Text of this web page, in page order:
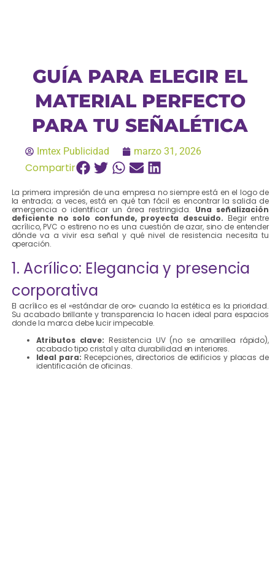
GUÍA PARA ELEGIR EL
MATERIAL PERFECTO
PARA TU SEÑALÉTICA
Imtex Publicidad marzo 31, 2026
Compartir
La primera impresión de una empresa no siempre está en el logo de
la entrada; a veces, está en qué tan fácil es encontrar la salida de
emergencia o identificar un área restringida. Una señalización
deficiente no solo confunde, proyecta descuido. Elegir entre
acrílico, PVC o estireno no es una cuestión de azar, sino de entender
dónde va a vivir esa señal y qué nivel de resistencia necesita tu
operación.
1. Acrílico: Elegancia y presencia
corporativa
El acrílico es el «estándar de oro» cuando la estética es la prioridad.
Su acabado brillante y transparencia lo hacen ideal para espacios
donde la marca debe lucir impecable.
Atributos clave: Resistencia UV (no se amarillea rápido),
acabado tipo cristal y alta durabilidad en interiores.
Ideal para: Recepciones, directorios de edificios y placas de
identificación de oficinas.